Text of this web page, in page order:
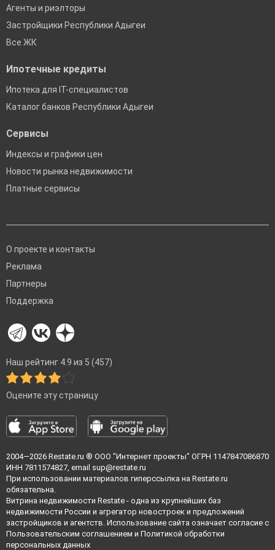
Агенты и риэлторы
Застройщики Республики Адыгеи
Все ЖК
Ипотечные кредиты
Ипотека для IT-специалистов
Каталог банков Республики Адыгеи
Сервисы
Индексы и графики цен
Новости рынка недвижимости
Платные сервисы
О проекте и контакты
Реклама
Партнеры
Поддержка
Наш рейтинг 4.9 из 5 (457)
Оцените эту страницу
2004—2026 Restate.ru ® ООО "Интернет проекты" ОГРН 1147847086870
ИНН 7811574827, email sup@restate.ru
При использовании материалов гиперссылка на Restate.ru
обязательна.
Витрина недвижимости Restate - одна из крупнейших баз
недвижимости России и агрегатор новостроек и предложений
застройщиков и агентств. Использование сайта означает согласие с
Пользовательским соглашением и Политикой обработки
персональных данных